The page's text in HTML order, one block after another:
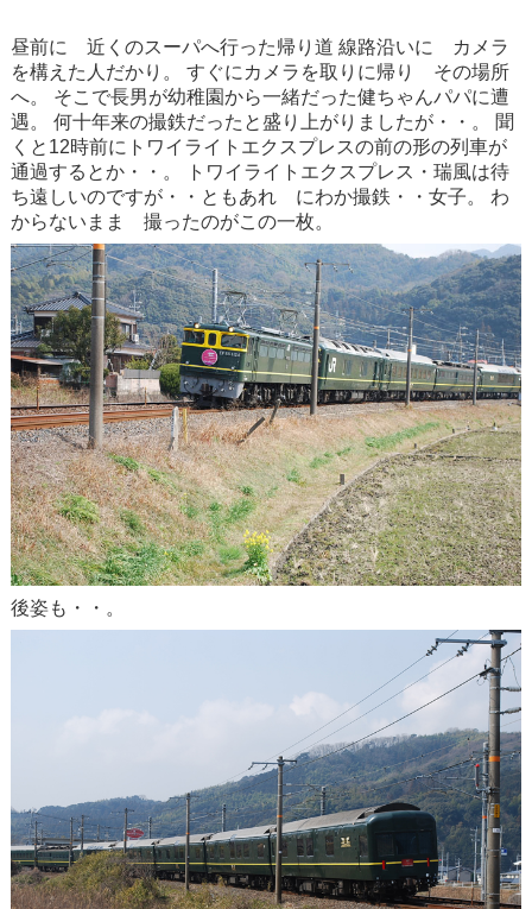
昼前に 近くのスーパへ行った帰り道 線路沿いに カメラ
を構えた人だかり。
すぐにカメラを取りに帰り その場所
へ。
そこで長男が幼稚園から一緒だった健ちゃんパパに遭
遇。
何十年来の撮鉄だったと盛り上がりましたが・・。
聞
くと12時前にトワイライトエクスプレスの前の形の列車が
通過するとか・・。
トワイライトエクスプレス・瑞風は待
ち遠しいのですが・・ともあれ にわか撮鉄・・女子。
わ
からないまま 撮ったのがこの一枚。
後姿も・・。